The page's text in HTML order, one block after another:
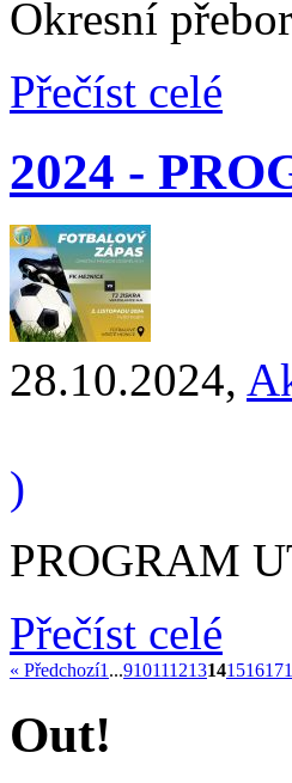
Okresní
Přečíst celé
2024 -
28.10.2024,
)
PROGRAM
Přečíst celé
« Předchozí1 ...91011121314151617
Out!